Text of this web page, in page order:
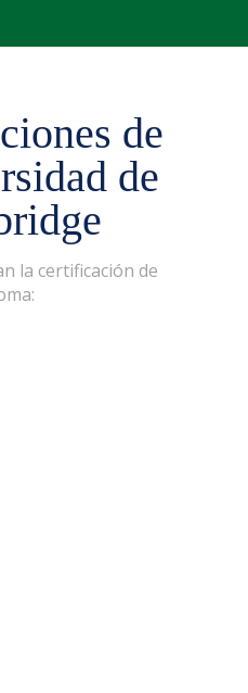
de
de
la certificación de